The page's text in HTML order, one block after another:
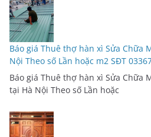
Báo giá Thuê thợ hàn xì Sửa Chữa
Nội Theo số Lần hoặc m2 SĐT
Báo giá Thuê thợ hàn xì Sửa Chữa
tại Hà Nội Theo số Lần hoặc